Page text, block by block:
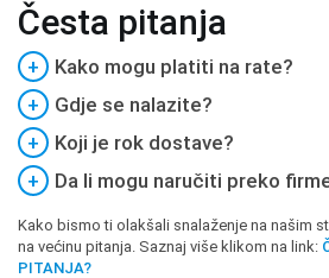
Česta pitanja
+
Kako mogu platiti na rate?
+
Gdje se nalazite?
+
Koji je rok dostave?
+
Da li mogu naručiti preko
Kako bismo ti olakšali snalaženje na našim
na većinu pitanja. Saznaj više klikom na link:
PITANJA?